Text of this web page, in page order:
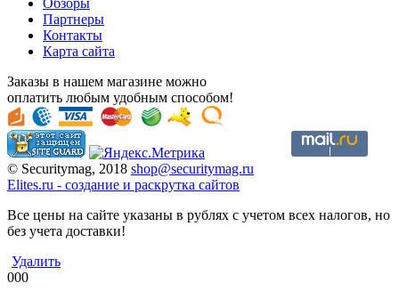
Обзоры
Партнеры
Контакты
Карта сайта
Заказы в нашем магазине можно
оплатить любым удобным способом!
© Securitymag, 2018 shop@securitymag.ru
Elites.ru - cоздание и раскрутка сайтов
Все цены на сайте указаны в рублях с учетом всех налогов, но
без учета доставки!
Удалить
000